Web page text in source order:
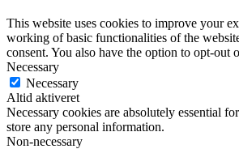
This website uses cookies to improve your
working of basic functionalities of the
consent. You also have the option to opt-
Necessary
Necessary
Altid aktiveret
Necessary cookies are absolutely essential
store any personal information.
Non-necessary